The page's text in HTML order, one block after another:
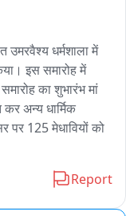
धर्मशाला में
इस समारोह में
का शुभारंभ मां
अन्य धार्मिक
पर 125 मेधावियों को
Report